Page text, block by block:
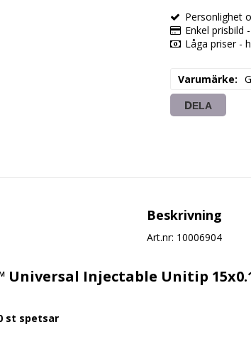
Personlighet
Enkel prisbild
Låga priser -
Varumärke
DELA
Beskrivning
Art.nr: 10006904
Injectable Unitip
st spetsar